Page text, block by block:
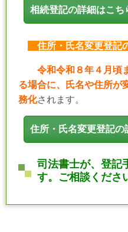
相続登記の詳細はこち
住所・氏名変更登記
令和令和８年４月頃
る場合に、氏名や住所が
務化されます。
住所・氏名変更登記の
司法書士が、登記
す。ご相談くださ